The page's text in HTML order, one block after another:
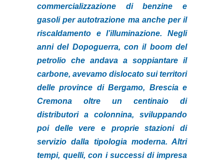
commercializzazione di benzine e
gasoli per autotrazione ma anche per il
riscaldamento e l’illuminazione. Negli
anni del Dopoguerra, con il boom del
petrolio che andava a soppiantare il
carbone, avevamo dislocato sui territori
delle province di Bergamo, Brescia e
Cremona oltre un centinaio di
distributori a colonnina, sviluppando
poi delle vere e proprie stazioni di
servizio dalla tipologia moderna. Altri
tempi, quelli, con i successi di impresa